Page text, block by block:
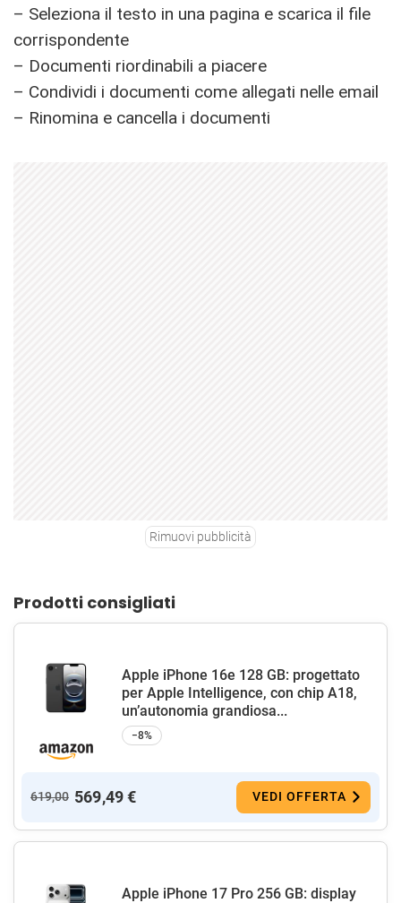
– Seleziona il testo in una pagina e scarica il file
corrispondente
– Documenti riordinabili a piacere
– Condividi i documenti come allegati nelle email
– Rinomina e cancella i documenti
Rimuovi pubblicità
Prodotti consigliati
Apple iPhone 16e 128 GB: progettato
per Apple Intelligence, con chip A18,
un’autonomia grandiosa...
−8%
619,00 569,49 € VEDI OFFERTA
Apple iPhone 17 Pro 256 GB: display